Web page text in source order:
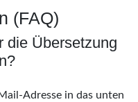
(FAQ)
die Übersetzung
Adresse in das unten